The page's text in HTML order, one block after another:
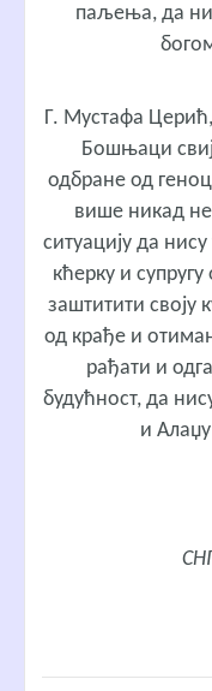
паљења, да
Г. Мустафа
Бошњаци
одбране од
више никад не
ситуацију да
кћерку и
заштитити
од крађе и
рађати и
будућност, да
и